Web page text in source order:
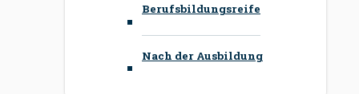
Berufsbildungsreife
Nach der Ausbildung